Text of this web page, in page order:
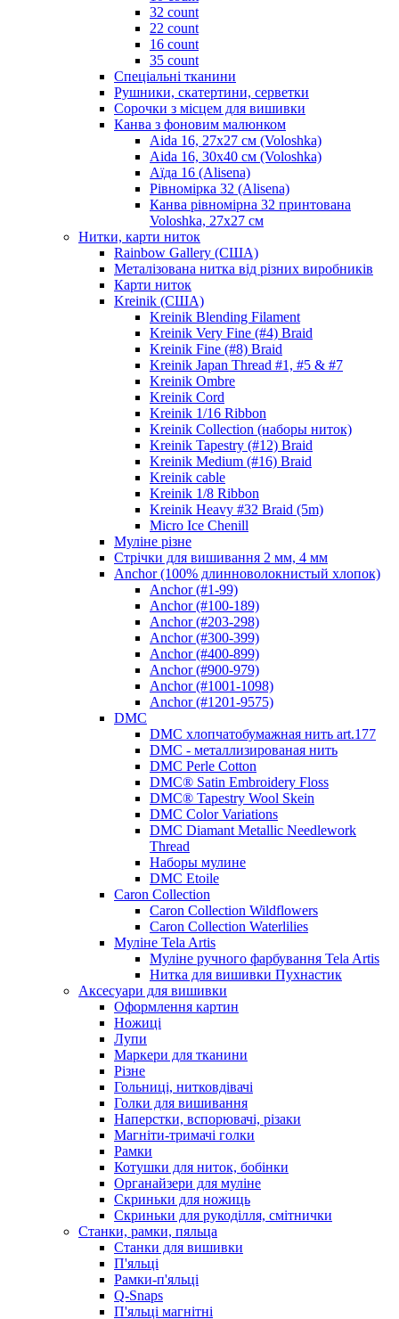
32 count
22 count
16 count
35 count
Спеціальні тканини
Рушники, скатертини, серветки
Сорочки з місцем для вишивки
Канва з фоновим малюнком
Aida 16, 27х27 см (Voloshka)
Aida 16, 30х40 см (Voloshka)
Аїда 16 (Alisena)
Рівномірка 32 (Alisena)
Канва рівномірна 32 принтована
Voloshka, 27х27 см
Нитки, карти ниток
Rainbow Gallery (США)
Металізована нитка від різних виробників
Карти ниток
Kreinik (США)
Kreinik Blending Filament
Kreinik Very Fine (#4) Braid
Kreinik Fine (#8) Braid
Kreinik Japan Thread #1, #5 & #7
Kreinik Ombre
Kreinik Cord
Kreinik 1/16 Ribbon
Kreinik Collection (наборы ниток)
Kreinik Tapestry (#12) Braid
Kreinik Medium (#16) Braid
Kreinik cable
Kreinik 1/8 Ribbon
Kreinik Heavy #32 Braid (5m)
Micro Ice Chenill
Муліне різне
Стрічки для вишивання 2 мм, 4 мм
Anchor (100% длинноволокнистый хлопок)
Anchor (#1-99)
Anchor (#100-189)
Anchor (#203-298)
Anchor (#300-399)
Anchor (#400-899)
Anchor (#900-979)
Anchor (#1001-1098)
Anchor (#1201-9575)
DMC
DMC хлопчатобумажная нить art.177
DMC - металлизированая нить
DMC Perle Cotton
DMC® Satin Embroidery Floss
DMC® Tapestry Wool Skein
DMC Color Variations
DMC Diamant Metallic Needlework
Thread
Наборы мулине
DMC Etoile
Caron Collection
Caron Collection Wildflowers
Caron Collection Waterlilies
Муліне Tela Artis
Муліне ручного фарбування Tela Artis
Нитка для вишивки Пухнастик
Аксесуари для вишивки
Оформлення картин
Ножиці
Лупи
Маркери для тканини
Різне
Гольниці, нитковдівачі
Голки для вишивання
Наперстки, вспорювачі, різаки
Магніти-тримачі голки
Рамки
Котушки для ниток, бобінки
Органайзери для муліне
Скриньки для ножиць
Скриньки для рукоділля, смітнички
Станки, рамки, пяльца
Станки для вишивки
П'яльці
Рамки-п'яльці
Q-Snaps
П'яльці магнітні